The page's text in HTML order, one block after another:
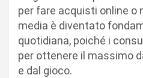
per fare acquisti online o
media è diventato
quotidiana, poiché i
per ottenere il massimo
e dal gioco.